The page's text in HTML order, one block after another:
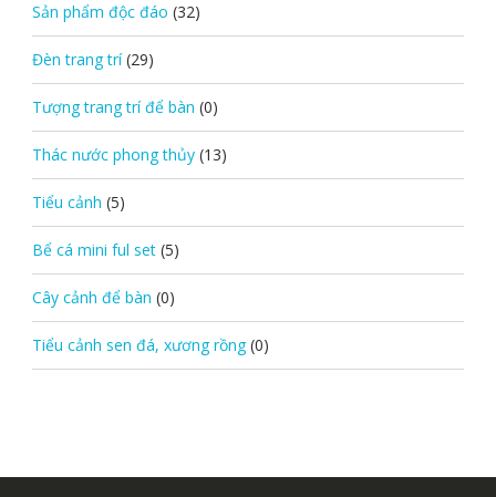
Sản phẩm độc đáo (32)
Đèn trang trí (29)
Tượng trang trí để bàn (0)
Thác nước phong thủy (13)
Tiểu cảnh (5)
Bể cá mini ful set (5)
Cây cảnh để bàn (0)
Tiểu cảnh sen đá, xương rồng (0)